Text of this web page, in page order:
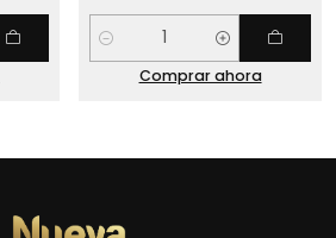
Cantidad
Comprar ahora